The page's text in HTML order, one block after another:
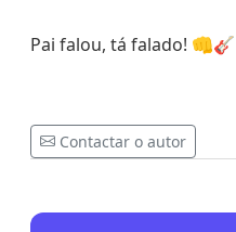
Pai falou, tá falado! 👊🎸
Contactar o autor